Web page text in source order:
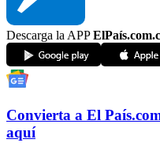
Descarga la APP
Convierta a El País
aquí